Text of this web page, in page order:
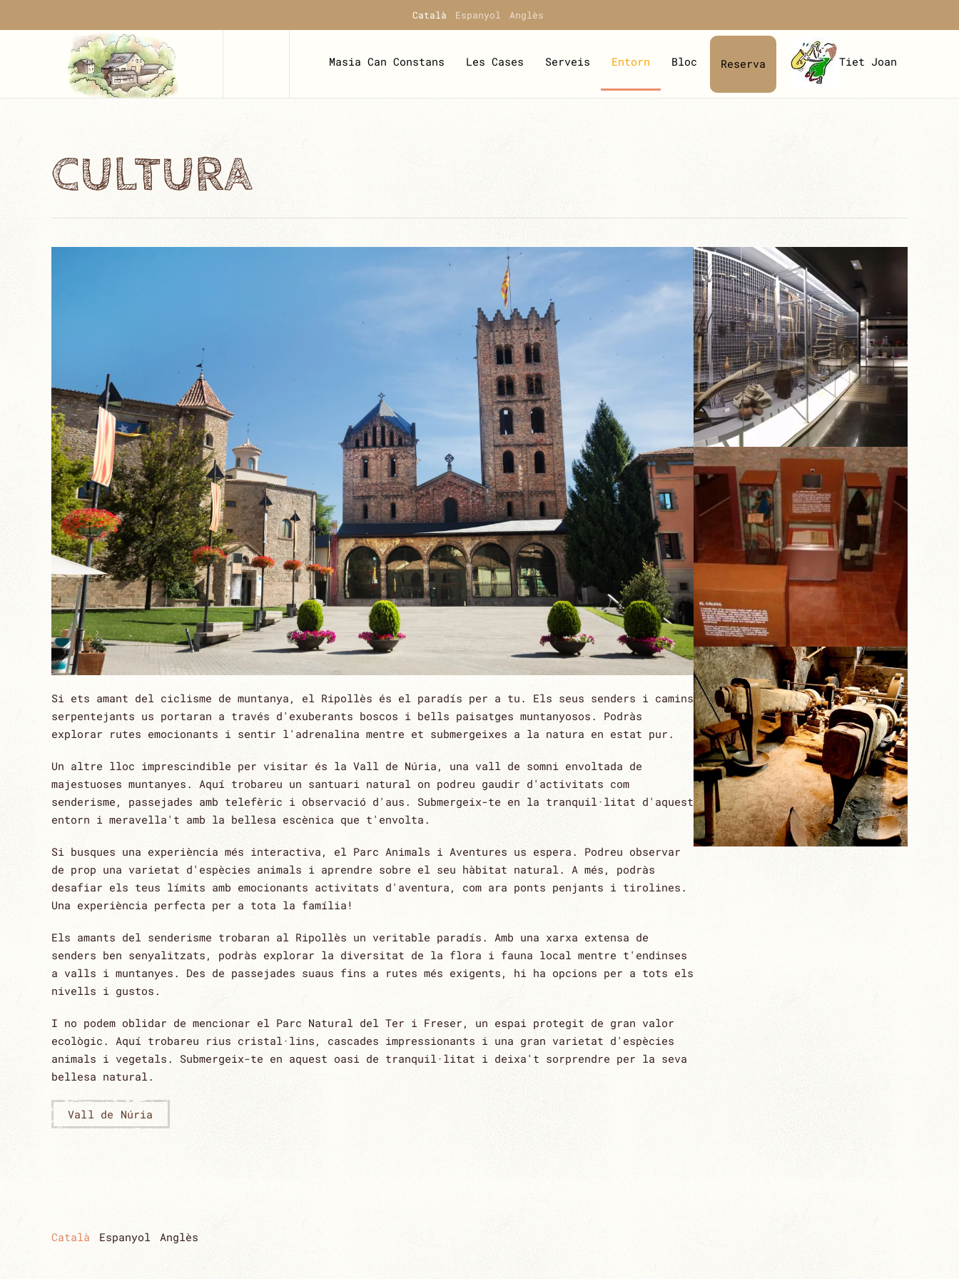
Skip to main content
Català Espanyol Anglès
Masia Can Constans Les Cases Serveis Entorn Bloc Reserva Tiet Joan
CULTURA
Si ets amant del ciclisme de muntanya, el Ripollès és el paradís per a tu. Els seus senders i camins
serpentejants us portaran a través d'exuberants boscos i bells paisatges muntanyosos. Podràs
explorar rutes emocionants i sentir l'adrenalina mentre et submergeixes a la natura en estat pur.
Un altre lloc imprescindible per visitar és la Vall de Núria, una vall de somni envoltada de
majestuoses muntanyes. Aquí trobareu un santuari natural on podreu gaudir d'activitats com
senderisme, passejades amb telefèric i observació d'aus. Submergeix-te en la tranquil·litat d'aquest
entorn i meravella't amb la bellesa escènica que t'envolta.
Si busques una experiència més interactiva, el Parc Animals i Aventures us espera. Podreu observar
de prop una varietat d'espècies animals i aprendre sobre el seu hàbitat natural. A més, podràs
desafiar els teus límits amb emocionants activitats d'aventura, com ara ponts penjants i tirolines.
Una experiència perfecta per a tota la família!
Els amants del senderisme trobaran al Ripollès un veritable paradís. Amb una xarxa extensa de
senders ben senyalitzats, podràs explorar la diversitat de la flora i fauna local mentre t'endinses
a valls i muntanyes. Des de passejades suaus fins a rutes més exigents, hi ha opcions per a tots els
nivells i gustos.
I no podem oblidar de mencionar el Parc Natural del Ter i Freser, un espai protegit de gran valor
ecològic. Aquí trobareu rius cristal·lins, cascades impressionants i una gran varietat d'espècies
animals i vegetals. Submergeix-te en aquest oasi de tranquil·litat i deixa't sorprendre per la seva
bellesa natural.
Vall de Núria
MUSEU ETNOGRÀFIC
SCRIPTORIUM
FARGA PALAU
Català Espanyol Anglès